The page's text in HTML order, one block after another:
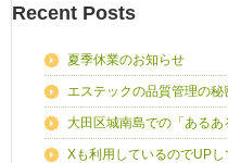
Recent Posts
夏季休業のお知らせ
エステックの品質管理の秘
大田区城南島での「あるあ
Xも利用しているのでUPし